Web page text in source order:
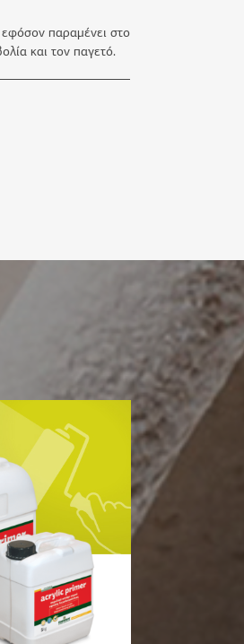
παραμένει στο
και τον παγετό.